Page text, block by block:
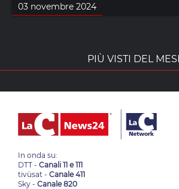
03 novembre 2024
PIÙ VISTI DEL
In onda su:
DTT - Canali 11 e 111
tivùsat - Canale 411
Sky - Canale 820